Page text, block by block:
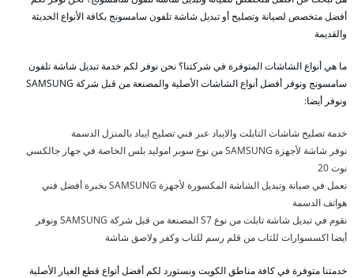
أفضل متخصص لصيانة وتصليح أو تبديل شاشة تلفون سامسونج بكافة الأنواع الحديثة
والقديمة
ما هي أنواع الشاشات المتوفرة في شركتنا؟ نحن نوفر لكم خدمة تبديل شاشة تلفون
سامسونج ونوفر أفضل أنواع الشاشات الأصلية والمصنعة من قبل شركة SAMSUNG
ونوفر أيضا:
خدمة تصليح شاشات التابلت والايباد عبر فني تصليح ايباد بالمنزل الدسمة
نوفر شاشة لأجهزة SAMSUNG من نوع سوبر اموليد بلس الخاصة في جهاز جالكسي
نوت 20
نعمل في صيانة وتبديل الشاشة المكسورة لأجهزة SAMSUNG بخبرة أفضل فني
هواتف الدسمة
نقوم في تبديل شاشة تابلت من نوع S7 المصنعة من قبل شركة SAMSUNG ونوفر
أيضا اكسسوارات للتاب من قلم رسم للتاب وكفر ولاصق شاشة
خدمتنا متوفرة في كافة مناطق الكويت ونستورد لكم أفضل أنواع قطع الغيار الأصلية